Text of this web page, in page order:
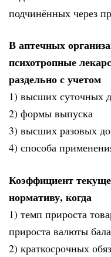
подчинённых через
В аптечных
психотропные
раздельно с учетом
1) высших суточных
2) формы выпуска
3) высших разовых
4) способа
Коэффициент
нормативу, когда
1) темп прироста
прироста валюты
2) краткосрочных